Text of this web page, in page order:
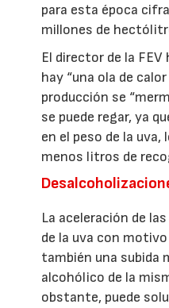
para esta época
millones de
El director de la
hay “una ola de
producción se
se puede regar, ya
en el peso de la uva,
menos litros de
La aceleración de
de la uva con
también una subida
alcohólico de la
obstante, puede